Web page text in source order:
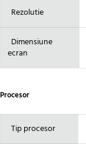
Rezolutie
Dimensiune
ecran
Procesor
Tip procesor